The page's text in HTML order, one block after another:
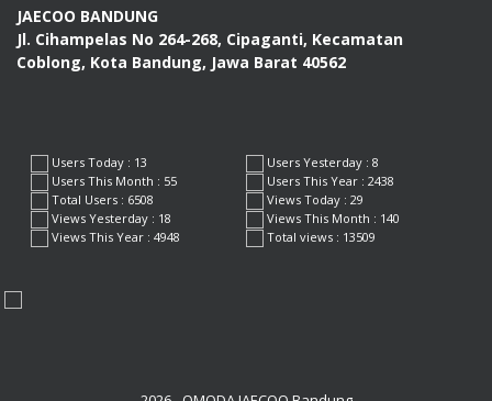
JAECOO BANDUNG
Jl. Cihampelas No 264-268, Cipaganti, Kecamatan
Coblong, Kota Bandung, Jawa Barat 40562
Users Today : 13
Users Yesterday : 8
Users This Month : 55
Users This Year : 2438
Total Users : 6508
Views Today : 29
Views Yesterday : 18
Views This Month : 140
Views This Year : 4948
Total views : 13509